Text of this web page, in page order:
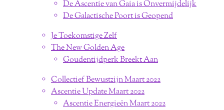
De Ascentie van Gaia is Onvermijdelijk
De Galactische Poort is Geopend
Je Toekomstige Zelf
The New Golden Age
Goudentijdperk Breekt Aan
Collectief Bewustzijn Maart 2022
Ascentie Update Maart 2022
Ascentie Energieën Maart 2022